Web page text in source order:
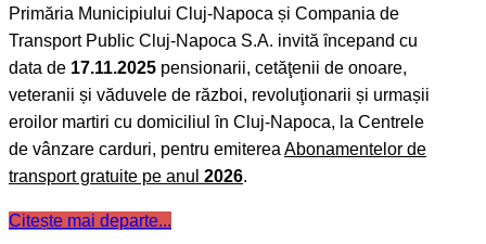
Primăria Municipiului Cluj-Napoca și Compania de
Transport Public Cluj-Napoca S.A. invită ȋncepand cu
data de 17.11.2025 pensionarii, cetăţenii de onoare,
veteranii și văduvele de război, revoluţionarii și urmașii
eroilor martiri cu domiciliul ȋn Cluj-Napoca, la Centrele
de vânzare carduri, pentru emitereaAbonamentelor de
transport gratuite pe anul 2026.
Citește mai departe...